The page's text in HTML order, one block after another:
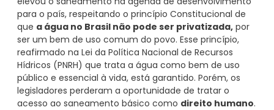
para o país, respeitando o princípio Constitucional de
que a água no Brasil não pode ser privatizada, por
ser um bem de uso comum do povo. Esse princípio,
reafirmado na Lei da Política Nacional de Recursos
Hídricos (PNRH) que trata a água como bem de uso
público e essencial à vida, está garantido. Porém, os
legisladores perderam a oportunidade de tratar o
acesso ao saneamento básico como direito humano.